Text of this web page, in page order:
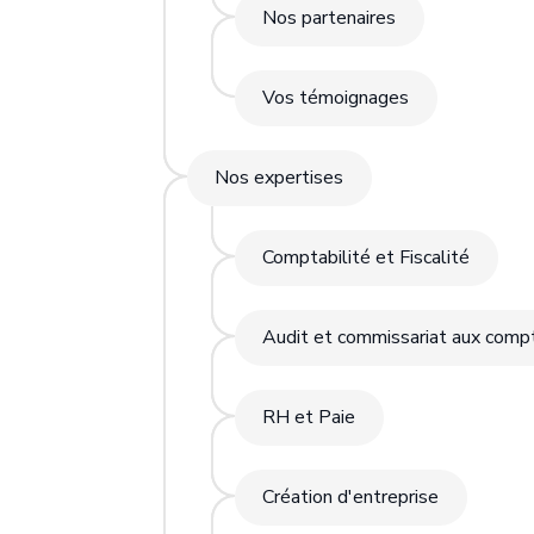
Nos partenaires
Vos témoignages
Nos expertises
Comptabilité et Fiscalité
Audit et commissariat aux
RH et Paie
Création d'entreprise